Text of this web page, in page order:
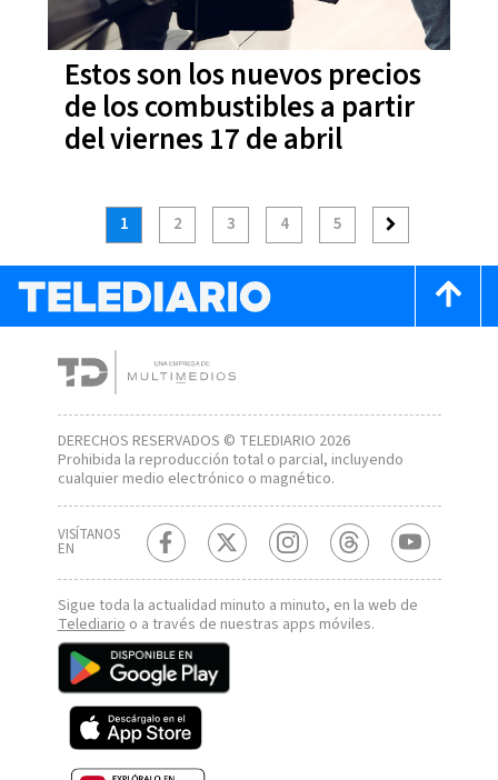
Estos son los nuevos precios
de los combustibles a partir
del viernes 17 de abril
1 2 3 4 5
DERECHOS RESERVADOS © TELEDIARIO 2026
Prohibida la reproducción total o parcial, incluyendo
cualquier medio electrónico o magnético.
VISÍTANOS
EN
Sigue toda la actualidad minuto a minuto, en la web de
Telediario o a través de nuestras apps móviles.